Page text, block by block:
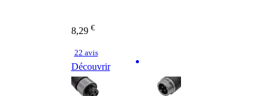
8,29 €
22 avis
Découvrir